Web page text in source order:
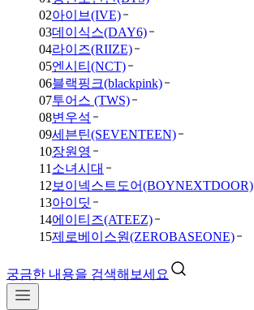
02아이브(IVE)
03데이식스(DAY6)
04라이즈(RIIZE)
05엔시티(NCT)
06블랙핑크(blackpink)
07투어스 (TWS)
08변우석
09세븐틴(SEVENTEEN)
10장원영
11 소녀시대
12 보이넥스트도어(BOYNEXTDOOR)
13아이딧
14에이티즈(ATEEZ)
15제로베이스원(ZEROBASEONE)
궁금한 내용을 검색해보세요